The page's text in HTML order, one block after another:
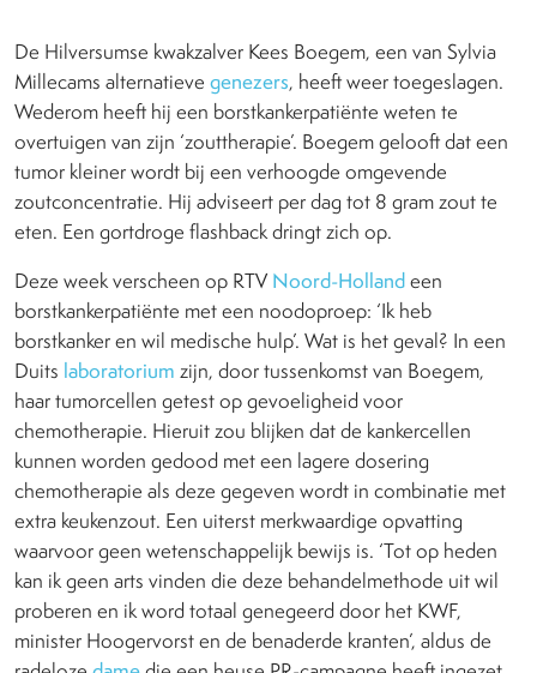
De Hilversumse kwakzalver Kees Boegem, een van Sylvia
Millecams alternatieve genezers, heeft weer toegeslagen.
Wederom heeft hij een borstkankerpatiënte weten te
overtuigen van zijn ‘zouttherapie’. Boegem gelooft dat een
tumor kleiner wordt bij een verhoogde omgevende
zoutconcentratie. Hij adviseert per dag tot 8 gram zout te
eten. Een gortdroge flashback dringt zich op.
Deze week verscheen op RTV Noord-Hollandeen
borstkankerpatiënte met een noodoproep: ‘Ik heb
borstkanker en wil medische hulp’. Wat is het geval? In een
Duits laboratorium zijn, door tussenkomst van Boegem,
haar tumorcellen getest op gevoeligheid voor
chemotherapie. Hieruit zou blijken dat de kankercellen
kunnen worden gedood met een lagere dosering
chemotherapie als deze gegeven wordt in combinatie met
extra keukenzout. Een uiterst merkwaardige opvatting
waarvoor geen wetenschappelijk bewijs is. ‘Tot op heden
kan ik geen arts vinden die deze behandelmethode uit wil
proberen en ik word totaal genegeerd door het KWF,
minister Hoogervorst en de benaderde kranten’, aldus de